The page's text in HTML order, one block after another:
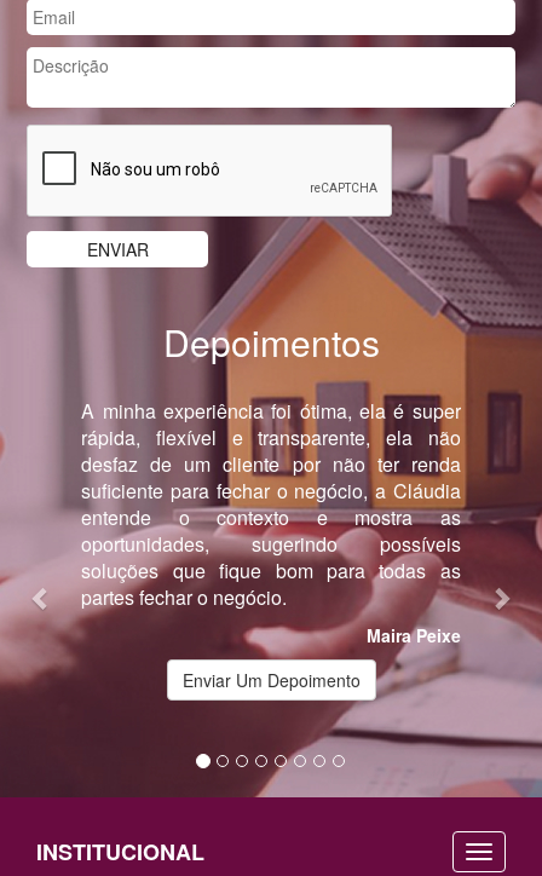
Depoimentos
foi ótima, ela é super
e transparente, ela não
um cliente por não ter renda
fechar o negócio, a Cláudia
o contexto e mostra as
sugerindo possíveis
fique bom para todas as
o negócio.
Maira Peixe
Ótima profissional,
atendimento,
simpática. Oferece
todas minhas dúvidas
minha negociação. Super
Enviar Um Depoimento
INSTITUCIONAL